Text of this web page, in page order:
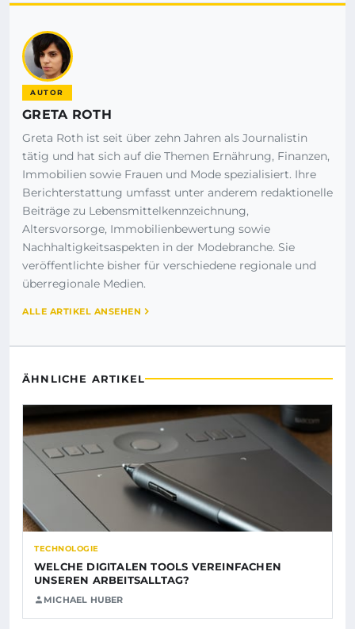
AUTOR
GRETA ROTH
Greta Roth ist seit über zehn Jahren als Journalistin
tätig und hat sich auf die Themen Ernährung, Finanzen,
Immobilien sowie Frauen und Mode spezialisiert. Ihre
Berichterstattung umfasst unter anderem redaktionelle
Beiträge zu Lebensmittelkennzeichnung,
Altersvorsorge, Immobilienbewertung sowie
Nachhaltigkeitsaspekten in der Modebranche. Sie
veröffentlichte bisher für verschiedene regionale und
überregionale Medien.
ALLE ARTIKEL ANSEHEN
ÄHNLICHE ARTIKEL
TECHNOLOGIE
WELCHE DIGITALEN TOOLS VEREINFACHEN
UNSEREN ARBEITSALLTAG?
MICHAEL HUBER